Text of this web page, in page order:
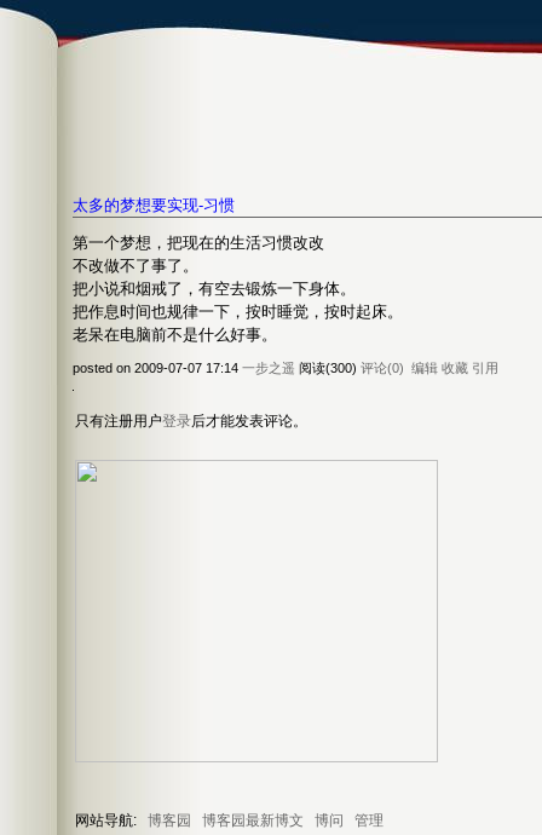
太多的梦想要实现-习惯
第一个梦想，把现在的生活习惯改改
不改做不了事了。
把小说和烟戒了，有空去锻炼一下身体。
把作息时间也规律一下，按时睡觉，按时起床。
老呆在电脑前不是什么好事。
posted on 2009-07-07 17:14 一步之遥 阅读(300) 评论(0) 编辑 收藏 引用
只有注册用户登录后才能发表评论。
网站导航: 博客园 博客园最新博文 博问 管理